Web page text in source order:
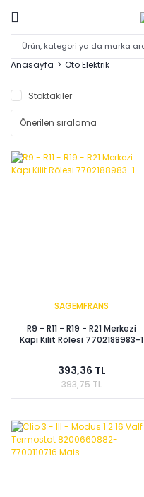
Anasayfa Oto Elektrik
Stoktakiler
SAGEMFRANS
R9 - R11 - R19 - R21 Merkezi
Kapı Kilit Rölesi 7702188983-1
393,36 TL
393,75 TL